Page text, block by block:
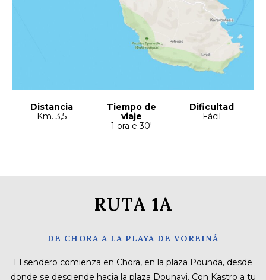
Distancia
Km. 3,5
Tiempo de
viaje
1 ora e 30′
Dificultad
Fácil
RUTA 1A
DE CHORA A LA PLAYA DE VOREINÁ
El sendero comienza en Chora, en la plaza Pounda, desde
donde se desciende hacia la plaza Dounavi. Con Kastro a tu